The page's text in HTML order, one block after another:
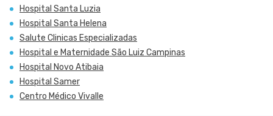
Hospital Santa Luzia
Hospital Santa Helena
Salute Clinicas Especializadas
Hospital e Maternidade São Luiz Campinas
Hospital Novo Atibaia
Hospital Samer
Centro Médico Vivalle